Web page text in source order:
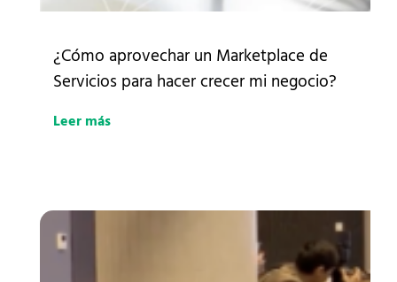
¿Cómo aprovechar un Marketplace de
Servicios para hacer crecer mi negocio?
Leer más